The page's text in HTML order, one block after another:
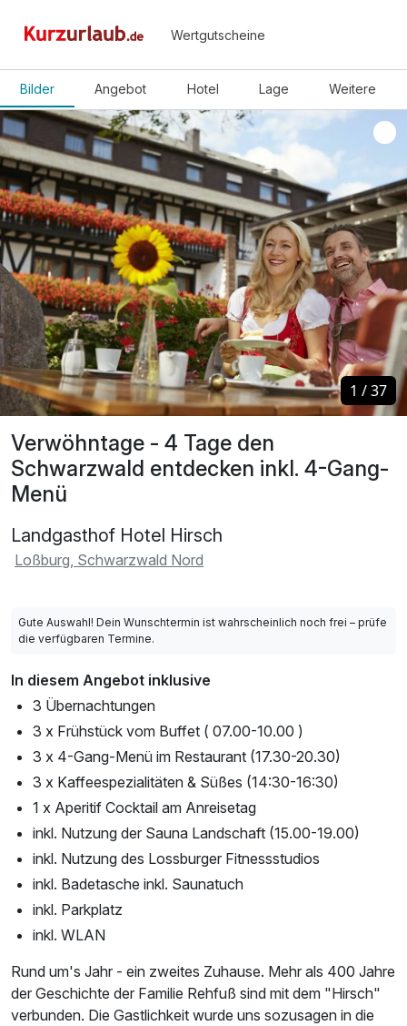
Wertgutscheine
Bilder Angebot Hotel Lage Weitere
Verwöhntage - 4 Tage den
Schwarzwald entdecken inkl. 4-Gang-
Menü
Landgasthof Hotel Hirsch
Loßburg, Schwarzwald Nord
1 /37
1 /37
Gute Auswahl! Dein Wunschtermin ist wahrscheinlich noch frei – prüfe
die verfügbaren Termine.
In diesem Angebot inklusive
3 Übernachtungen
3 x Frühstück vom Buffet ( 07.00-10.00 )
3 x 4-Gang-Menü im Restaurant (17.30-20.30)
3 x Kaffeespezialitäten & Süßes (14:30-16:30)
1 x Aperitif Cocktail am Anreisetag
inkl. Nutzung der Sauna Landschaft (15.00-19.00)
inkl. Nutzung des Lossburger Fitnessstudios
inkl. Badetasche inkl. Saunatuch
inkl. Parkplatz
inkl. WLAN
Rund um's Jahr - ein zweites Zuhause. Mehr als 400 Jahre
der Geschichte der Familie Rehfuß sind mit dem "Hirsch"
verbunden. Die Gastlichkeit wurde uns sozusagen in die